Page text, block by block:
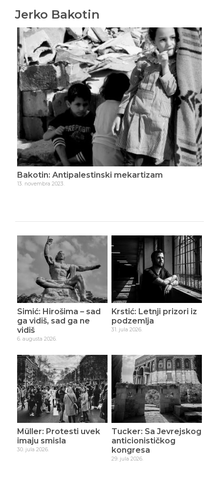
Jerko Bakotin
Bakotin: Antipalestinski mekartizam
13. novembra 2023.
Simić: Hirošima – sad
ga vidiš, sad ga ne
vidiš
6. augusta 2026.
Krstić: Letnji prizori iz
podzemlja
31. jula 2026.
Müller: Protesti uvek
imaju smisla
30. jula 2026.
Tucker: Sa Jevrejskog
anticionističkog
kongresa
29. jula 2026.